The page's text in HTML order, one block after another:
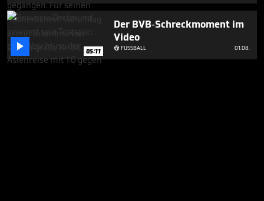
 05:11
Der BVB-Schreckmoment im
Video
FUSSBALL 01.08.